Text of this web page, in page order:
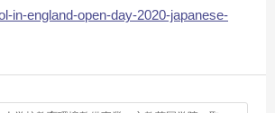
in-england-open-day-2020-japanese-